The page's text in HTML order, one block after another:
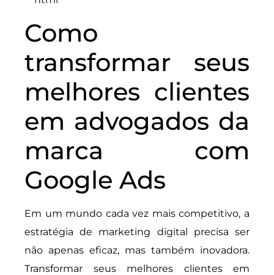
Como
transformar seus
melhores clientes
em advogados da
marca com
Google Ads
Em um mundo cada vez mais competitivo, a
estratégia de marketing digital precisa ser
não apenas eficaz, mas também inovadora.
Transformar seus melhores clientes em